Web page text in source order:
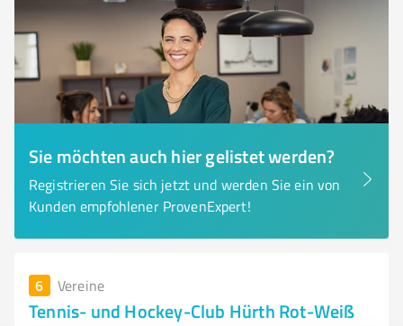
Sie möchten auch hier gelistet werden?
Registrieren Sie sich jetzt und werden Sie ein von
Kunden empfohlener ProvenExpert!
6 Vereine
Tennis- und Hockey-Club Hürth Rot-Weiß